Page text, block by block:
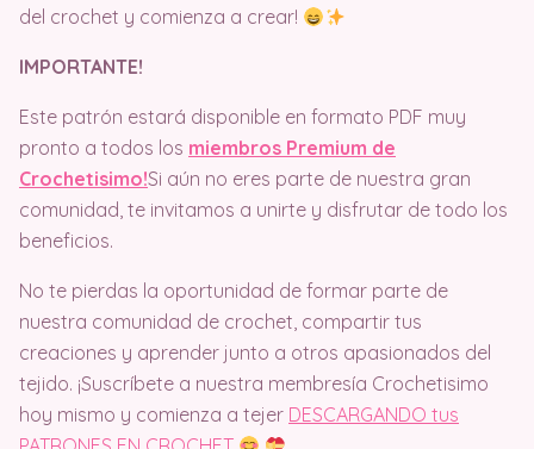
del crochet y comienza a crear!
IMPORTANTE!
Este patrón estará disponible en formato PDF muy
pronto a todos los miembros Premium de
Crochetisimo!Si aún no eres parte de nuestra gran
comunidad, te invitamos a unirte y disfrutar de todo los
beneficios.
No te pierdas la oportunidad de formar parte de
nuestra comunidad de crochet, compartir tus
creaciones y aprender junto a otros apasionados del
tejido. ¡Suscríbete a nuestra membresía Crochetisimo
hoy mismo y comienza a tejer DESCARGANDO tus